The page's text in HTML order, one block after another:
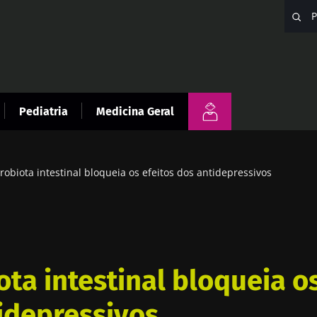
Pediatria Medicina Geral
intestinal bloqueia os efeitos dos antidepressivos
intestinal bloqueia